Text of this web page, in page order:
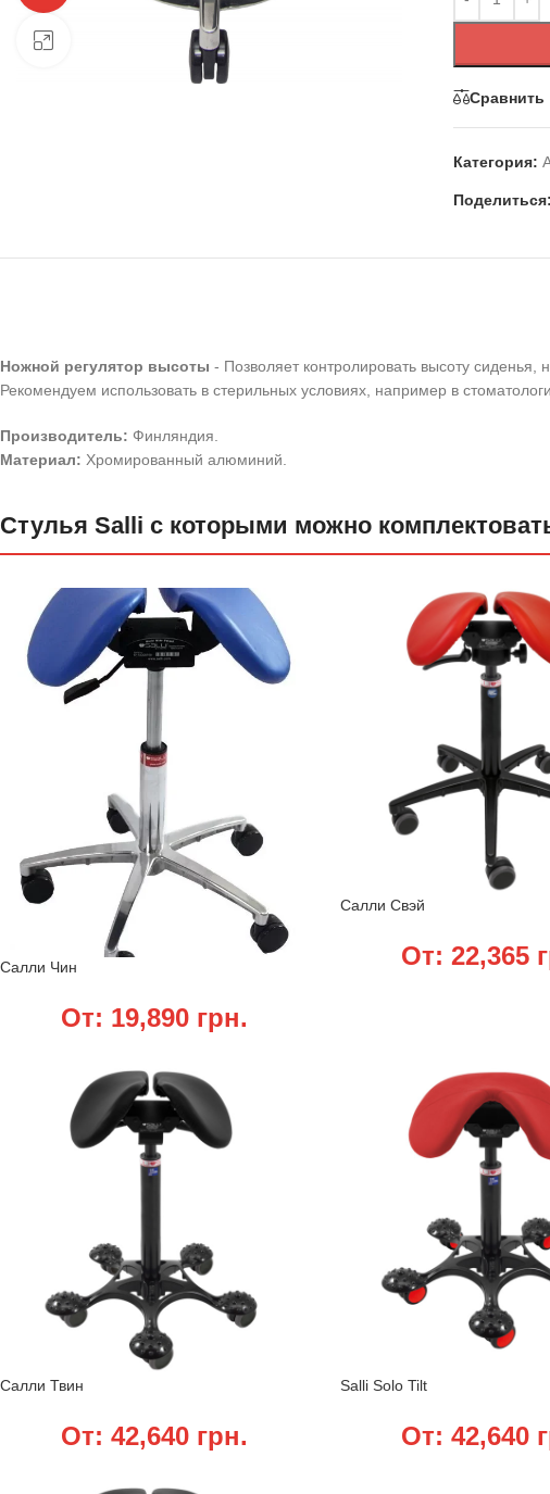
Нажмите, чтобы увеличить
Сравнить
Категория:
Поделиться:
Ножной регулятор высоты - Позволяет контролировать высоту сиденья,
Рекомендуем использовать в стерильных условиях, например в
Производитель: Финляндия.
Материал: Хромированный алюминий.
Стулья Salli с которыми можно
Салли Чин
От: 19,890 грн.
Салли Свэй
От: 22,365
Салли Твин
От: 42,640 грн.
Salli Solo Tilt
От: 42,640